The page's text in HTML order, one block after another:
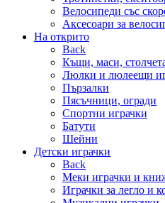
Велосипеди със
Аксесоари за
На открито
Back
Къщи, маси,
Люлки и люлеещи
Пързалки
Пясъчници, огради
Спортни играчки
Батути
Шейни
Детски играчки
Back
Меки играчки и
Играчки за легло и